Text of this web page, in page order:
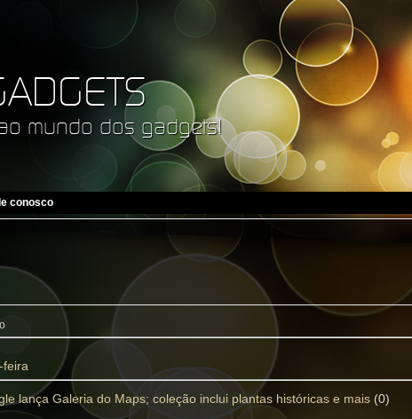
mundo dos gadgets!
conosco
feira
lança Galeria do Maps; coleção inclui plantas históricas e mais (0)